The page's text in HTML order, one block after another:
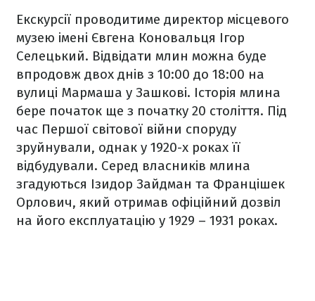
Екскурсії проводитиме директор місцевого
музею імені Євгена Коновальця Ігор
Селецький. Відвідати млин можна буде
впродовж двох днів з 10:00 до 18:00 на
вулиці Мармаша у Зашкові. Історія млина
бере початок ще з початку 20 століття. Під
час Першої світової війни споруду
зруйнували, однак у 1920-х роках її
відбудували. Серед власників млина
згадуються Ізидор Зайдман та Францішек
Орлович, який отримав офіційний дозвіл
на його експлуатацію у 1929 – 1931 роках.